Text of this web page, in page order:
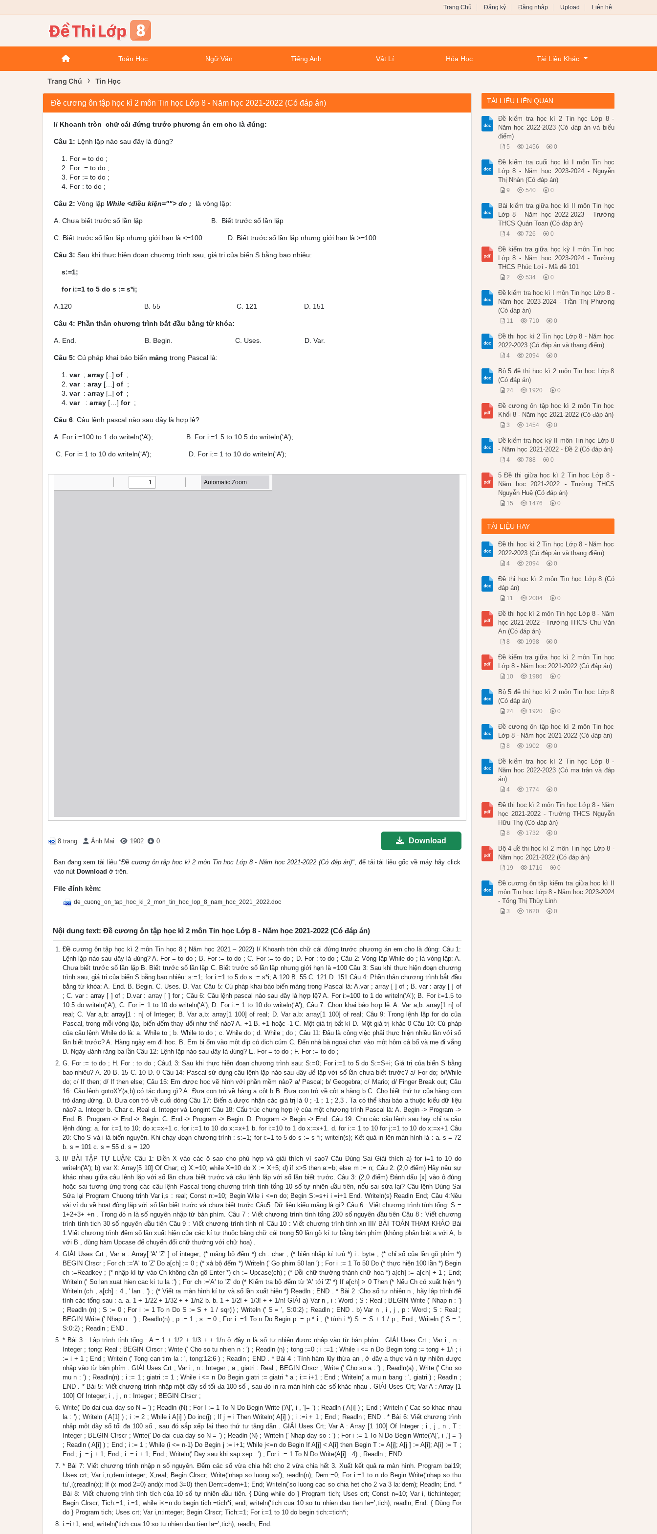
Trang Chủ Đăng ký Đăng nhập Upload Liên hệ
Toán Học Ngữ Văn Tiếng Anh Vật Lí Hóa Học Tài Liệu Khác
Trang Chủ › Tin Học
Đề cương ôn tập học kì 2 môn Tin học Lớp 8 - Năm học 2021-2022 (Có đáp án)
I/ Khoanh tròn chữ cái đứng trước phương án em cho là đúng:
Câu 1: Lệnh lặp nào sau đây là đúng?
For = to do ;
For := to do ;
For := to do ;
For : to do ;
Câu 2: Vòng lặp While <điều kiện=""> do ; là vòng lặp:
A. Chưa biết trước số lần lặp B. Biết trước số lần lặp
C. Biết trước số lần lặp nhưng giới hạn là <=100 D. Biết trước số lần lặp nhưng giới hạn là >=100
Câu 3: Sau khi thực hiện đoạn chương trình sau, giá trị của biến S bằng bao nhiêu:
s:=1;
for i:=1 to 5 do s := s*i;
A.120 B. 55 C. 121 D. 151
Câu 4: Phần thân chương trình bắt đầu bằng từ khóa:
A. End. B. Begin. C. Uses. D. Var.
Câu 5: Cú pháp khai báo biến mảng trong Pascal là:
var ; array [..] of ;
var : aray […] of ;
var : array [..] of ;
var
: array […] for ;
Câu 6: Câu lệnh pascal nào sau đây là hợp lệ?
A. For i:=100 to 1 do writeln(‘A’); B. For i:=1.5 to 10.5 do writeln(‘A’);
C. For i= 1 to 10 do writeln(‘A’); D. For i:= 1 to 10 do writeln(‘A’);
8 trang Ánh Mai 1902 0 Download
Bạn đang xem tài liệu "Đề cương ôn tập học kì 2 môn Tin học Lớp 8 - Năm học 2021-2022 (Có đáp án)", để tải tài liệu gốc về máy hãy click
vào nút Download ở trên.
File đính kèm:
de_cuong_on_tap_hoc_ki_2_mon_tin_hoc_lop_8_nam_hoc_2021_2022.doc
Nội dung text: Đề cương ôn tập học kì 2 môn Tin học Lớp 8 - Năm học 2021-2022 (Có đáp án)
Đề cương ôn tập học kì 2 môn Tin học 8 ( Năm học 2021 – 2022) I/ Khoanh tròn chữ cái đứng trước phương án em cho là đúng: Câu 1:
Lệnh lặp nào sau đây là đúng? A. For = to do ; B. For := to do ; C. For := to do ; D. For : to do ; Câu 2: Vòng lặp While do ; là vòng lặp: A.
Chưa biết trước số lần lặp B. Biết trước số lần lặp C. Biết trước số lần lặp nhưng giới hạn là =100 Câu 3: Sau khi thực hiện đoạn chương
trình sau, giá trị của biến S bằng bao nhiêu: s:=1; for i:=1 to 5 do s := s*i; A.120 B. 55 C. 121 D. 151 Câu 4: Phần thân chương trình bắt đầu
bằng từ khóa: A. End. B. Begin. C. Uses. D. Var. Câu 5: Cú pháp khai báo biến mảng trong Pascal là: A.var ; array [ ] of ; B. var : aray [ ] of
; C. var : array [ ] of ; D.var : array [ ] for ; Câu 6: Câu lệnh pascal nào sau đây là hợp lệ? A. For i:=100 to 1 do writeln(‘A’); B. For i:=1.5 to
10.5 do writeln(‘A’); C. For i= 1 to 10 do writeln(‘A’); D. For i:= 1 to 10 do writeln(‘A’); Câu 7: Chọn khai báo hợp lệ: A. Var a,b: array[1 n] of
real; C. Var a,b: array[1 : n] of Integer; B. Var a,b: array[1 100] of real; D. Var a,b: array[1 100] of real; Câu 9: Trong lệnh lặp for do của
Pascal, trong mỗi vòng lặp, biến đếm thay đổi như thế nào? A. +1 B. +1 hoặc -1 C. Một giá trị bất kì D. Một giá trị khác 0 Câu 10: Cú pháp
của câu lệnh While do là: a. While to ; b. While to do ; c. While do ; d. While ; do ; Câu 11: Đâu là công việc phải thực hiện nhiều lần với số
lần biết trước? A. Hàng ngày em đi học. B. Em bị ốm vào một dịp có dịch cúm C. Đến nhà bà ngoại chơi vào một hôm cả bố và mẹ đi vắng
D. Ngày đánh răng ba lần Câu 12: Lệnh lặp nào sau đây là đúng? E. For = to do ; F. For := to do ;
G. For := to do ; H. For : to do ; Câu1 3: Sau khi thực hiện đoạn chương trình sau: S:=0; For i:=1 to 5 do S:=S+i; Giá trị của biến S bằng
bao nhiêu? A. 20 B. 15 C. 10 D. 0 Câu 14: Pascal sử dụng câu lệnh lặp nào sau đây để lặp với số lần chưa biết trước? a/ For do; b/While
do; c/ If then; d/ If then else; Câu 15: Em được học vẽ hình với phần mềm nào? a/ Pascal; b/ Geogebra; c/ Mario; d/ Finger Break out; Câu
16: Câu lệnh gotoXY(a,b) có tác dụng gì? A. Đưa con trỏ về hàng a cột b B. Đưa con trỏ về cột a hàng b C. Cho biết thứ tự của hàng con
trỏ đang đứng. D. Đưa con trỏ về cuối dòng Câu 17: Biến a được nhận các giá trị là 0 ; -1 ; 1 ; 2,3 . Ta có thể khai báo a thuộc kiểu dữ liệu
nào? a. Integer b. Char c. Real d. Integer và Longint Câu 18: Cấu trúc chung hợp lý của một chương trình Pascal là: A. Begin -> Program ->
End. B. Program -> End -> Begin. C. End -> Program -> Begin. D. Program -> Begin -> End. Câu 19: Cho các câu lệnh sau hay chỉ ra câu
lệnh đúng: a. for i:=1 to 10; do x:=x+1 c. for i:=1 to 10 do x:=x+1 b. for i:=10 to 1 do x:=x+1. d. for i:= 1 to 10 for j:=1 to 10 do x:=x+1 Câu
20: Cho S và i là biến nguyên. Khi chạy đoạn chương trình : s:=1; for i:=1 to 5 do s := s *i; writeln(s); Kết quả in lên màn hình là : a. s = 72
b. s = 101 c. s = 55 d. s = 120
II/ BÀI TẬP TỰ LUẬN: Câu 1: Điền X vào các ô sao cho phù hợp và giải thích vì sao? Câu Đúng Sai Giải thích a) for i=1 to 10 do
writeln('A'); b) var X: Array[5 10] Of Char; c) X:=10; while X=10 do X := X+5; d) if x>5 then a:=b; else m := n; Câu 2: (2,0 điểm) Hãy nêu sự
khác nhau giữa câu lệnh lặp với số lần chưa biết trước và câu lệnh lặp với số lần biết trước. Câu 3: (2,0 điểm) Đánh dấu [x] vào ô đúng
hoặc sai tương ứng trong các câu lệnh Pascal trong chương trình tính tổng 10 số tự nhiên đầu tiên, nếu sai sửa lại? Câu lệnh Đúng Sai
Sửa lại Program Chuong trinh Var i,s : real; Const n:=10; Begin Wile i <=n do; Begin S:=s+i i =i+1 End. Writeln(s) Readln End; Câu 4:Nêu
vài ví dụ về hoạt động lặp với số lần biết trước và chưa biết trước Câu5 :Dữ liệu kiểu mảng là gì? Câu 6 : Viết chương trình tính tổng: S =
1+2+3+ +n . Trong đó n là số nguyên nhập từ bàn phím. Câu 7 : Viết chương trình tính tổng 200 số nguyên đầu tiên Câu 8 : Viết chương
trình tính tich 30 số nguyên đầu tiên Câu 9 : Viết chương trình tính n! Câu 10 : Viết chương trình tính xn III/ BÀI TOÁN THAM KHẢO Bài
1:Viết chương trình đếm số lần xuất hiện của các kí tự thuộc bảng chữ cái trong 50 lần gõ kí tự bằng bàn phím (không phân biệt a với A, b
với B , dùng hàm Upcase để chuyển đổi chữ thường với chữ hoa) .
GIẢI Uses Crt ; Var a : Array[ 'A' 'Z' ] of integer; (* mảng bộ đếm *) ch : char ; (* biến nhập kí tựù *) i : byte ; (* chỉ số của lần gõ phím *)
BEGIN Clrscr ; For ch :='A' to 'Z' Do a[ch] := 0 ; (* xả bộ đếm *) Writeln (' Go phim 50 lan ') ; For i := 1 To 50 Do (* thực hiện 100 lần *) Begin
ch :=Readkey ; (* nhập kí tự vào Ch không cần gõ Enter *) ch := Upcase(ch) ; (* Đỗi chữ thường thành chữ hoa *) a[ch] := a[ch] + 1 ; End;
Writeln (' So lan xuat hien cac ki tu la :') ; For ch :='A' to 'Z' do (* Kiểm tra bộ đếm từ 'A' tới 'Z' *) If a[ch] > 0 Then (* Nếu Ch có xuất hiện *)
Writeln (ch , a[ch] : 4 , ' lan . ') ; (* Viết ra màn hình kí tự và số lần xuất hiện *) Readln ; END . * Bài 2 :Cho số tự nhiên n , hãy lập trình để
tính các tổng sau : a. a. 1 + 1/22 + 1/32 + + 1/n2 b. b. 1 + 1/2! + 1/3! + + 1/n! GIẢI a) Var n , i : Word ; S : Real ; BEGIN Write (' Nhap n : ')
; Readln (n) ; S := 0 ; For i := 1 To n Do S := S + 1 / sqr(i) ; Writeln (' S = ', S:0:2) ; Readln ; END . b) Var n , i , j , p : Word ; S : Real ;
BEGIN Write (' Nhap n : ') ; Readln(n) ; p := 1 ; s := 0 ; For i :=1 To n Do Begin p := p * i ; (* tính i *) S := S + 1 / p ; End ; Writeln (' S = ',
S:0:2) ; Readln ; END .
* Bài 3 : Lập trình tính tổng : A = 1 + 1/2 + 1/3 + + 1/n ở đây n là số tự nhiên được nhập vào từ bàn phím . GIẢI Uses Crt ; Var i , n :
Integer ; tong: Real ; BEGIN Clrscr ; Write (' Cho so tu nhien n : ') ; Readln (n) ; tong :=0 ; i :=1 ; While i <= n Do Begin tong := tong + 1/i ; i
:= i + 1 ; End ; Writeln (' Tong can tim la : ', tong:12:6 ) ; Readln ; END . * Bài 4 : Tính hàm lũy thừa an , ở đây a thực và n tự nhiên được
nhập vào từ bàn phím . GIẢI Uses Crt ; Var i , n : Integer ; a , giatri : Real ; BEGIN Clrscr ; Write (' Cho so a : ') ; Readln(a) ; Write (' Cho so
mu n : ') ; Readln(n) ; i := 1 ; giatri := 1 ; While i <= n Do Begin giatri := giatri * a ; i:= i+1 ; End ; Writeln(' a mu n bang : ', giatri ) ; Readln ;
END . * Bài 5: Viết chương trình nhập một dãy số tối đa 100 số , sau đó in ra màn hình các số khác nhau . GIẢI Uses Crt; Var A : Array [1
100] Of Integer; i , j , n : Integer ; BEGIN Clrscr ;
Write(' Do dai cua day so N = ') ; Readln (N) ; For I := 1 To N Do Begin Write ('A[', i , ']= ') ; Readln ( A[i] ) ; End ; Writeln (' Cac so khac nhau
la : ') ; Writeln ( A[1] ) ; i := 2 ; While i A[i] ) Do inc(j) ; If j = i Then Writeln( A[i] ) ; i :=i + 1 ; End ; Readln ; END . * Bài 6: Viết chương trình
nhập một dãy số tối đa 100 số , sau đó sắp xếp lại theo thứ tự tăng dần . GIẢI Uses Crt; Var A : Array [1 100] Of Integer ; i , j , n , T :
Integer ; BEGIN Clrscr ; Write(' Do dai cua day so N = ') ; Readln (N) ; Writeln (' Nhap day so : ') ; For i := 1 To N Do Begin Write('A[', i ,'] = ')
; Readln ( A[i] ) ; End ; i := 1 ; While (i <= n-1) Do Begin j := i+1; While j<=n do Begin If A[j] < A[i] then Begin T := A[j]; A[j ] := A[i]; A[i] := T ;
End ; j := j + 1; End ; i := i + 1; End ; Writeln(' Day sau khi sap xep : ') ; For i := 1 To N Do Write(A[i] : 4) ; Readln ; END .
* Bài 7: Viết chương trình nhập n số nguyên. Đếm các số vừa chia hết cho 2 vừa chia hết 3. Xuất kết quả ra màn hình. Program bai19;
Uses crt; Var i,n,dem:integer; X;real; Begin Clrscr; Write(‘nhap so luong so’); readln(n); Dem:=0; For i:=1 to n do Begin Write(‘nhap so thu
tu’,i);readln(x); If (x mod 2=0) and(x mod 3=0) then Dem:=dem+1; End; Writeln(‘so luong cac so chia het cho 2 va 3 la:’dem); Readln; End. *
Bài 8: Viết chương trình tính tích của 10 số tự nhiên đầu tiên. { Dùng while do } Program tich; Uses crt; Const n=10; Var i, tich:integer;
Begin Clrscr; Tich:=1; i:=1; while i<=n do begin tich:=tich*i; end; writeln(‘tich cua 10 so tu nhien dau tien la=’,tich); readln; End. { Dùng For
do } Program tich; Uses crt; Var i,n:integer; Begin Clrscr; Tich:=1; For i:=1 to 10 do begin tich:=tich*i;
i:=i+1; end; writeln(‘tich cua 10 so tu nhien dau tien la=’,tich); readln; End.
TÀI LIỆU LIÊN QUAN
Đề kiểm tra học kì 2 Tin học Lớp 8 -
Năm học 2022-2023 (Có đáp án và biểu
điểm)
5 1456 0
Đề kiểm tra cuối học kì I môn Tin học
Lớp 8 - Năm học 2023-2024 - Nguyễn
Thị Nhàn (Có đáp án)
9 540 0
Bài kiểm tra giữa học kì II môn Tin học
Lớp 8 - Năm học 2022-2023 - Trường
THCS Quán Toan (Có đáp án)
4 726 0
Đề kiểm tra giữa học kỳ I môn Tin học
Lớp 8 - Năm học 2023-2024 - Trường
THCS Phúc Lợi - Mã đề 101
2 534 0
Đề kiểm tra học kì I môn Tin học Lớp 8 -
Năm học 2023-2024 - Trần Thị Phượng
(Có đáp án)
11 710 0
Đề thi học kì 2 Tin học Lớp 8 - Năm học
2022-2023 (Có đáp án và thang điểm)
4 2094 0
Bộ 5 đề thi học kì 2 môn Tin học Lớp 8
(Có đáp án)
24 1920 0
Đề cương ôn tập học kì 2 môn Tin học
Khối 8 - Năm học 2021-2022 (Có đáp án)
3 1454 0
Đề kiểm tra học kỳ II môn Tin học Lớp 8
- Năm học 2021-2022 - Đề 2 (Có đáp án)
4 788 0
5 Đề thi giữa học kì 2 Tin học Lớp 8 -
Năm học 2021-2022 - Trường THCS
Nguyễn Huệ (Có đáp án)
15 1476 0
TÀI LIỆU HAY
Đề thi học kì 2 Tin học Lớp 8 - Năm học
2022-2023 (Có đáp án và thang điểm)
4 2094 0
Đề thi học kì 2 môn Tin học Lớp 8 (Có
đáp án)
11 2004 0
Đề thi học kì 2 môn Tin học Lớp 8 - Năm
học 2021-2022 - Trường THCS Chu Văn
An (Có đáp án)
8 1998 0
Đề kiểm tra giữa học kì 2 môn Tin học
Lớp 8 - Năm học 2021-2022 (Có đáp án)
10 1986 0
Bộ 5 đề thi học kì 2 môn Tin học Lớp 8
(Có đáp án)
24 1920 0
Đề cương ôn tập học kì 2 môn Tin học
Lớp 8 - Năm học 2021-2022 (Có đáp án)
8 1902 0
Đề kiểm tra học kì 2 Tin học Lớp 8 -
Năm học 2022-2023 (Có ma trận và đáp
án)
4 1774 0
Đề thi học kì 2 môn Tin học Lớp 8 - Năm
học 2021-2022 - Trường THCS Nguyễn
Hữu Thọ (Có đáp án)
8 1732 0
Bộ 4 đề thi học kì 2 môn Tin học Lớp 8 -
Năm học 2021-2022 (Có đáp án)
19 1716 0
Đề cương ôn tập kiểm tra giữa học kì II
môn Tin học Lớp 8 - Năm học 2023-2024
- Tống Thị Thùy Linh
3 1620 0